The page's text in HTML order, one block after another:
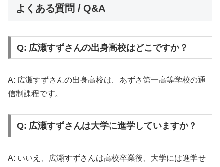
よくある質問 / Q&A
Q: 広瀬すずさんの出身高校はどこですか？
A: 広瀬すずさんの出身高校は、あずさ第一高等学校の通
信制課程です。
Q: 広瀬すずさんは大学に進学していますか？
A: いいえ、広瀬すずさんは高校卒業後、大学には進学せ